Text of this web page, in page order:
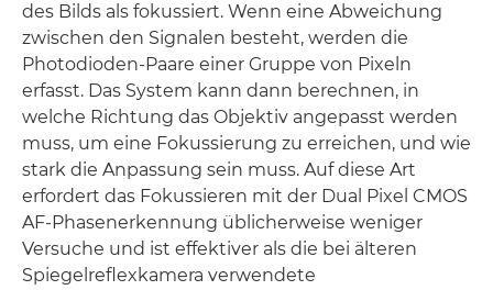
des Bilds als fokussiert. Wenn eine Abweichung
zwischen den Signalen besteht, werden die
Photodioden-Paare einer Gruppe von Pixeln
erfasst. Das System kann dann berechnen, in
welche Richtung das Objektiv angepasst werden
muss, um eine Fokussierung zu erreichen, und wie
stark die Anpassung sein muss. Auf diese Art
erfordert das Fokussieren mit der Dual Pixel CMOS
AF-Phasenerkennung üblicherweise weniger
Versuche und ist effektiver als die bei älteren
Spiegelreflexkamera verwendete